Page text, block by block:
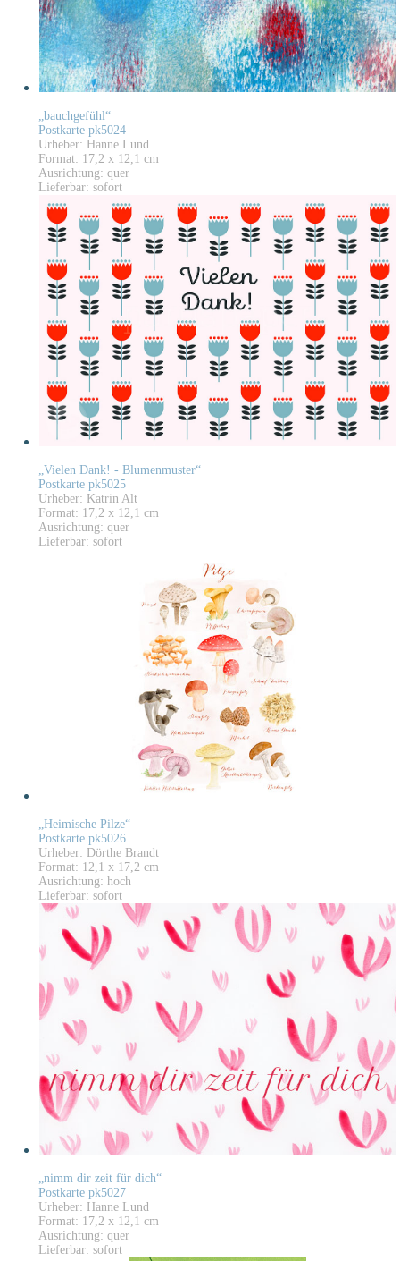
„bauchgefühl“
Postkarte pk5024
Urheber: Hanne Lund
Format: 17,2 x 12,1 cm
Ausrichtung: quer
Lieferbar: sofort
„Vielen Dank! - Blumenmuster“
Postkarte pk5025
Urheber: Katrin Alt
Format: 17,2 x 12,1 cm
Ausrichtung: quer
Lieferbar: sofort
„Heimische Pilze“
Postkarte pk5026
Urheber: Dörthe Brandt
Format: 12,1 x 17,2 cm
Ausrichtung: hoch
Lieferbar: sofort
„nimm dir zeit für dich“
Postkarte pk5027
Urheber: Hanne Lund
Format: 17,2 x 12,1 cm
Ausrichtung: quer
Lieferbar: sofort